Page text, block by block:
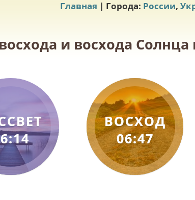
Главная | Города: России,
и восхода
ВОСХОД
06:47